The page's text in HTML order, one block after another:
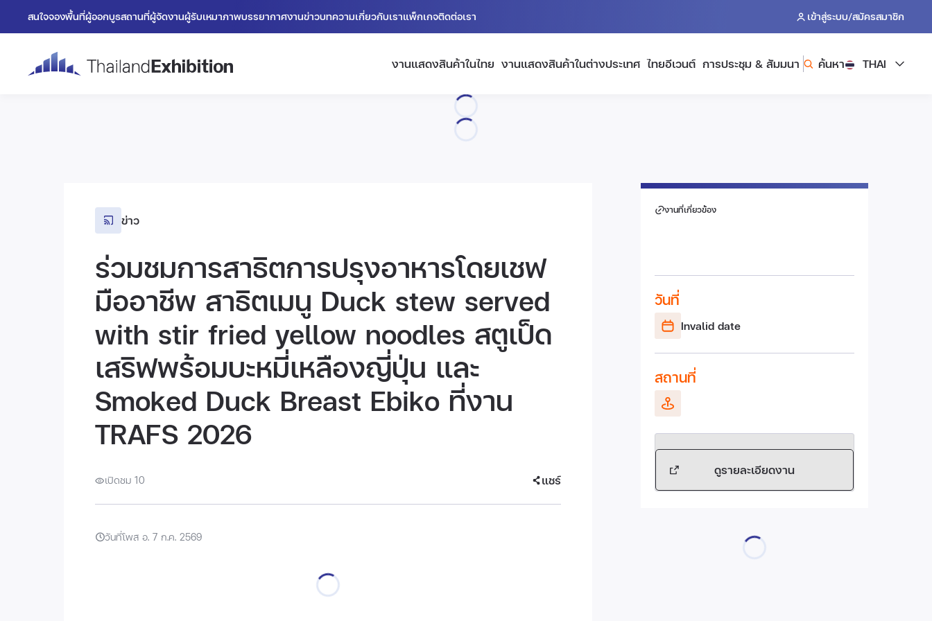
สนใจจองพื้นที่ผู้ออกบูธสถานที่ผู้จัดงานผู้รับเหมาภาพบรรยากาศงานข่าวบทความเกี่ยวกับเราแพ็กเกจติดต่อเรา เข้าสู่ระบบ/สมัครสมาชิก
งานแสดงสินค้าในไทย งานแสดงสินค้าในต่างประเทศ ไทยอีเวนต์ การประชุม & สัมมนา ค้นหา THAI
ข่าว
ร่วมชมการสาธิตการปรุงอาหารโดยเชฟ
มืออาชีพ สาธิตเมนู Duck stew served
with stir fried yellow noodles สตูเป็ด
เสริฟพร้อมบะหมี่เหลืองญี่ปุ่น และ
Smoked Duck Breast Ebiko ที่งาน
TRAFS 2026
เปิดชม 10 แชร์
วันที่โพส อ. 7 ก.ค. 2569
งานที่เกี่ยวข้อง
วันที่
Invalid date
สถานที่
ดูรายละเอียดงาน